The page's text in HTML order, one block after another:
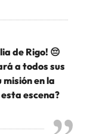
de Rigo! 😔
a todos sus
en la
escena?